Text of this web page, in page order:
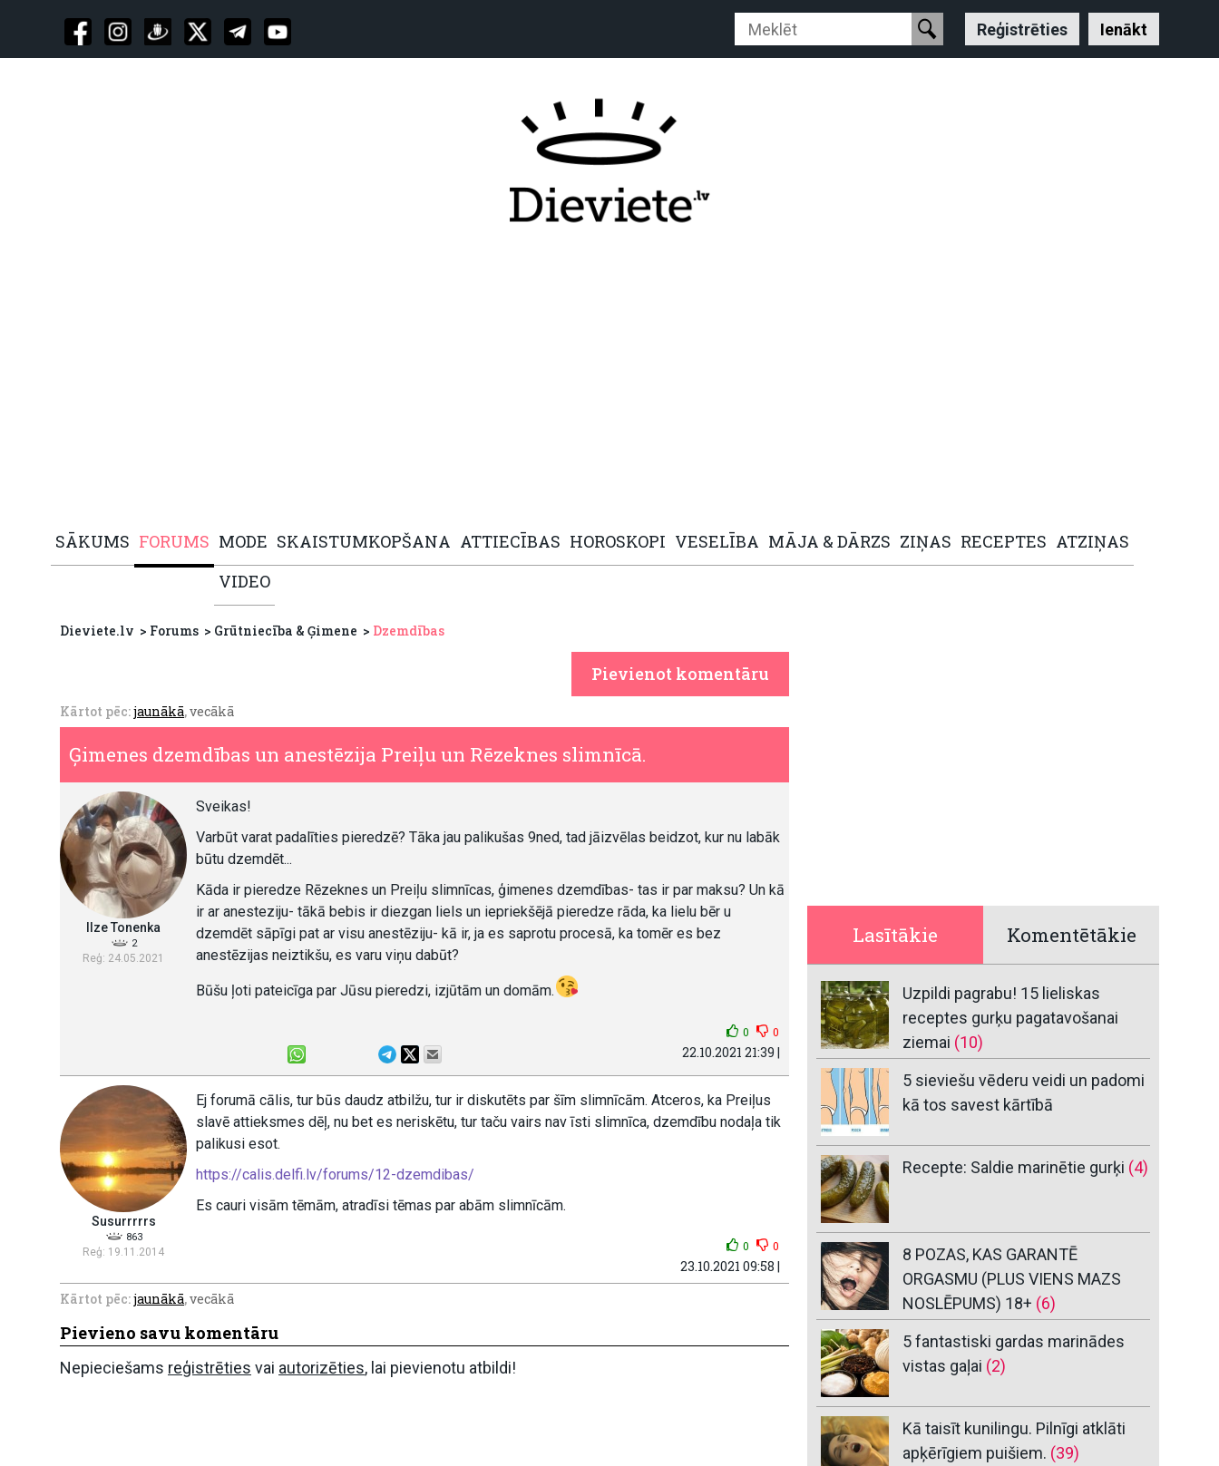
Reģistrēties Ienākt
SĀKUMS FORUMS MODE SKAISTUMKOPŠANA ATTIECĪBAS HOROSKOPI VESELĪBA MĀJA & DĀRZS ZIŅAS RECEPTES ATZIŅAS
VIDEO
Dieviete.lv Forums Grūtniecība & Ģimene Dzemdības
Pievienot komentāru
Kārtot pēc:jaunākā,vecākā
Ģimenes dzemdības un anestēzija Preiļu un Rēzeknes slimnīcā.
Ilze Tonenka
2
Reģ: 24.05.2021
Sveikas!
Varbūt varat padalīties pieredzē? Tāka jau palikušas 9ned, tad jāizvēlas beidzot, kur nu labāk
būtu dzemdēt...
Kāda ir pieredze Rēzeknes un Preiļu slimnīcas, ģimenes dzemdības- tas ir par maksu? Un kā
ir ar anesteziju- tākā bebis ir diezgan liels un iepriekšējā pieredze rāda, ka lielu bēr u
dzemdēt sāpīgi pat ar visu anestēziju- kā ir, ja es saprotu procesā, ka tomēr es bez
anestēzijas neiztikšu, es varu viņu dabūt?
Būšu ļoti pateicīga par Jūsu pieredzi, izjūtām un domām.
0 0
22.10.2021 21:39 |
Susurrrrrs
863
Reģ: 19.11.2014
Ej forumā cālis, tur būs daudz atbilžu, tur ir diskutēts par šīm slimnīcām. Atceros, ka Preiļus
slavē attieksmes dēļ, nu bet es neriskētu, tur taču vairs nav īsti slimnīca, dzemdību nodaļa tik
palikusi esot.
https://calis.delfi.lv/forums/12-dzemdibas/
Es cauri visām tēmām, atradīsi tēmas par abām slimnīcām.
0 0
23.10.2021 09:58 |
Kārtot pēc:jaunākā,vecākā
Pievieno savu komentāru
Nepieciešams reģistrēties vai autorizēties, lai pievienotu atbildi!
Lasītākie Komentētākie
Uzpildi pagrabu! 15 lieliskas
receptes gurķu pagatavošanai
ziemai (10)
5 sieviešu vēderu veidi un padomi
kā tos savest kārtībā
Recepte: Saldie marinētie gurķi (4)
8 POZAS, KAS GARANTĒ
ORGASMU (PLUS VIENS MAZS
NOSLĒPUMS) 18+ (6)
5 fantastiski gardas marinādes
vistas gaļai (2)
Kā taisīt kunilingu. Pilnīgi atklāti
apķērīgiem puišiem. (39)